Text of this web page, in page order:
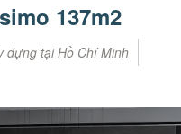
137m2
dựng tại Hồ Chí Minh